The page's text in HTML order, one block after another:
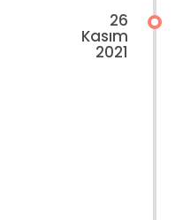
26
Kasım
2021